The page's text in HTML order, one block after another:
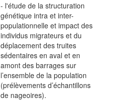
- l'étude de la structuration
génétique intra et inter-
populationnelle et impact des
individus migrateurs et du
déplacement des truites
sédentaires en aval et en
amont des barrages sur
l’ensemble de la population
(prélèvements d’échantillons
de nageoires).